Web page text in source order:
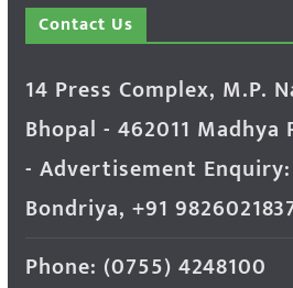
Contact Us
14 Press Complex, M.P.
Bhopal - 462011 Madhya
- Advertisement
Bondriya, +91
Phone: (0755) 4248100